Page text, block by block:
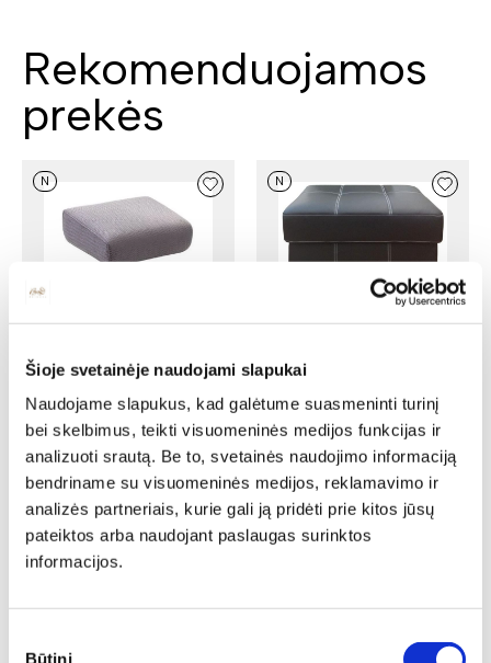
Šioje svetainėje naudojami slapukai
Naudojame slapukus, kad galėtume suasmeninti turinį
bei skelbimus, teikti visuomeninės medijos funkcijas ir
analizuoti srautą. Be to, svetainės naudojimo informaciją
bendriname su visuomeninės medijos, reklamavimo ir
analizės partneriais, kurie gali ją pridėti prie kitos jūsų
pateiktos arba naudojant paslaugas surinktos
informacijos.
Būtini
Rekomenduojamos
prekės
N
Pufas LORIEN TB
Ilgis: 50 cm, Plotis: 47 cm,
Aukštis: 43 cm
Yra kelių spalvų
329,00 €230,30 €
N
Pufas PUFA P1
Aukštis: 40 cm
Yra kelių spalvų
381,00 €297,18 €
N N